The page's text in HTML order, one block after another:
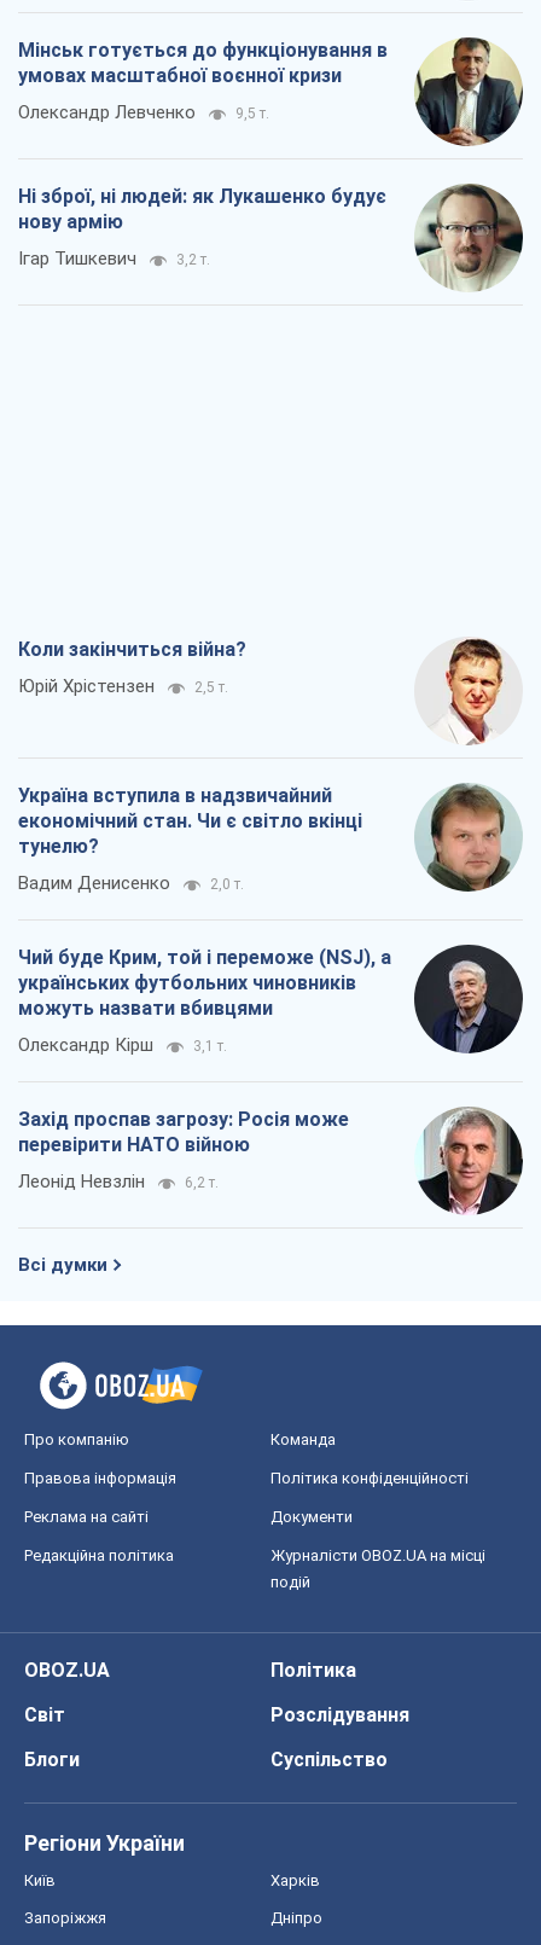
Мінськ готується до функціонування в
умовах масштабної воєнної кризи
Олександр Левченко 9,5 т.
Ні зброї, ні людей: як Лукашенко будує
нову армію
Ігар Тишкевич 3,2 т.
Коли закінчиться війна?
Юрій Хрістензен 2,5 т.
Україна вступила в надзвичайний
економічний стан. Чи є світло вкінці
тунелю?
Вадим Денисенко 2,0 т.
Чий буде Крим, той і переможе (NSJ), а
українських футбольних чиновників
можуть назвати вбивцями
Олександр Кірш 3,1 т.
Захід проспав загрозу: Росія може
перевірити НАТО війною
Леонід Невзлін 6,2 т.
Всі думки
Про компанію Команда
Правова інформація Політика конфіденційності
Реклама на сайті Документи
Редакційна політика
Журналісти OBOZ.UA на місці
подій
OBOZ.UA
Політика
Світ
Розслідування
Блоги
Суспільство
Регіони України
Київ Харків
Запоріжжя Дніпро